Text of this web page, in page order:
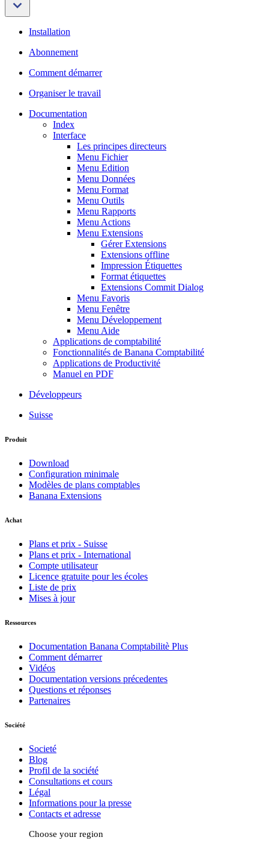
Installation
Abonnement
Comment démarrer
Organiser le travail
Documentation
Index
Interface
Les principes directeurs
Menu Fichier
Menu Edition
Menu Données
Menu Format
Menu Outils
Menu Rapports
Menu Actions
Menu Extensions
Gérer Extensions
Extensions offline
Impression Étiquettes
Format étiquettes
Extensions Commit Dialog
Menu Favoris
Menu Fenêtre
Menu Développement
Menu Aide
Applications de comptabilité
Fonctionnalités de Banana Comptabilité
Applications de Productivité
Manuel en PDF
Développeurs
Suisse
Produit
Download
Configuration minimale
Modèles de plans comptables
Banana Extensions
Achat
Plans et prix - Suisse
Plans et prix - International
Compte utilisateur
Licence gratuite pour les écoles
Liste de prix
Mises à jour
Ressources
Documentation Banana Comptabilitè Plus
Comment démarrer
Vidéos
Documentation versions précedentes
Questions et réponses
Partenaires
Société
Societé
Blog
Profil de la société
Consultations et cours
Légal
Informations pour la presse
Contacts et adresse
Choose your region